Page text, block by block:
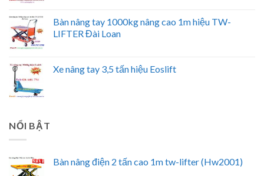
Bàn nâng tay 1000kg nâng cao 1m hiệu TW-
LIFTER Đài Loan
Xe nâng tay 3,5 tấn hiệu Eoslift
NỔI BẬT
Bàn nâng điện 2 tấn cao 1m tw-lifter (Hw2001)